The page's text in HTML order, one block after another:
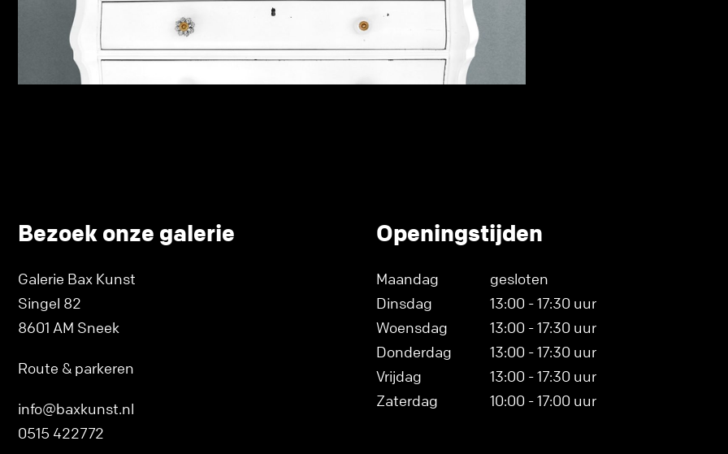
Bezoek onze galerie
Galerie Bax Kunst
Singel 82
8601 AM Sneek
Route & parkeren
info@baxkunst.nl
0515 422772
Openingstijden
Maandag
gesloten
Dinsdag
13:00 - 17:30 uur
Woensdag
13:00 - 17:30 uur
Donderdag
13:00 - 17:30 uur
Vrijdag
13:00 - 17:30 uur
Zaterdag
10:00 - 17:00 uur